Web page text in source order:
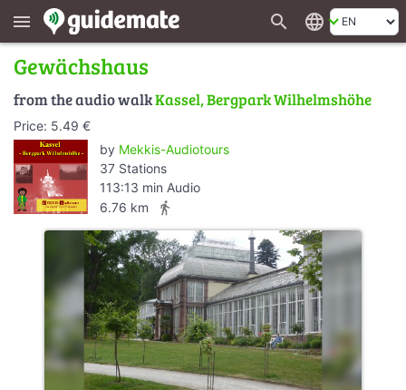
menu search language
Gewächshaus
from the audio walkKassel, Bergpark Wilhelmshöhe
Price: 5.49 €
by Mekkis-Audiotours
37 Stations
113:13 min Audio
6.76 km
directions_walk